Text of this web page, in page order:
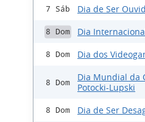
7 Sáb Dia de Ser
8 Dom Dia
8 Dom Dia dos
8 Dom
Dia Mundial da
Potocki-Lupski
8 Dom Dia de Ser